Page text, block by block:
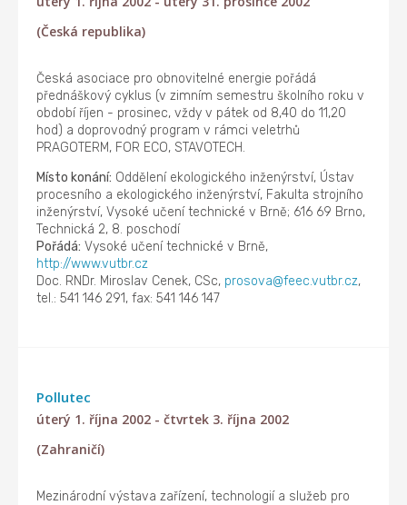
(Česká republika)
Česká asociace pro obnovitelné energie pořádá
přednáškový cyklus (v zimním semestru školního roku v
období říjen - prosinec, vždy v pátek od 8,40 do 11,20
hod) a doprovodný program v rámci veletrhů
PRAGOTERM, FOR ECO, STAVOTECH.
Místo konání: Oddělení ekologického inženýrství, Ústav
procesního a ekologického inženýrství, Fakulta strojního
inženýrství, Vysoké učení technické v Brně; 616 69 Brno,
Technická 2, 8. poschodí
Pořádá: Vysoké učení technické v Brně,
http://www.vutbr.cz
Doc. RNDr. Miroslav Cenek, CSc, prosova@feec.vutbr.cz,
tel.: 541 146 291, fax: 541 146 147
Pollutec
úterý 1. října 2002 - čtvrtek 3. října 2002
(Zahraničí)
Mezinárodní výstava zařízení, technologií a služeb pro